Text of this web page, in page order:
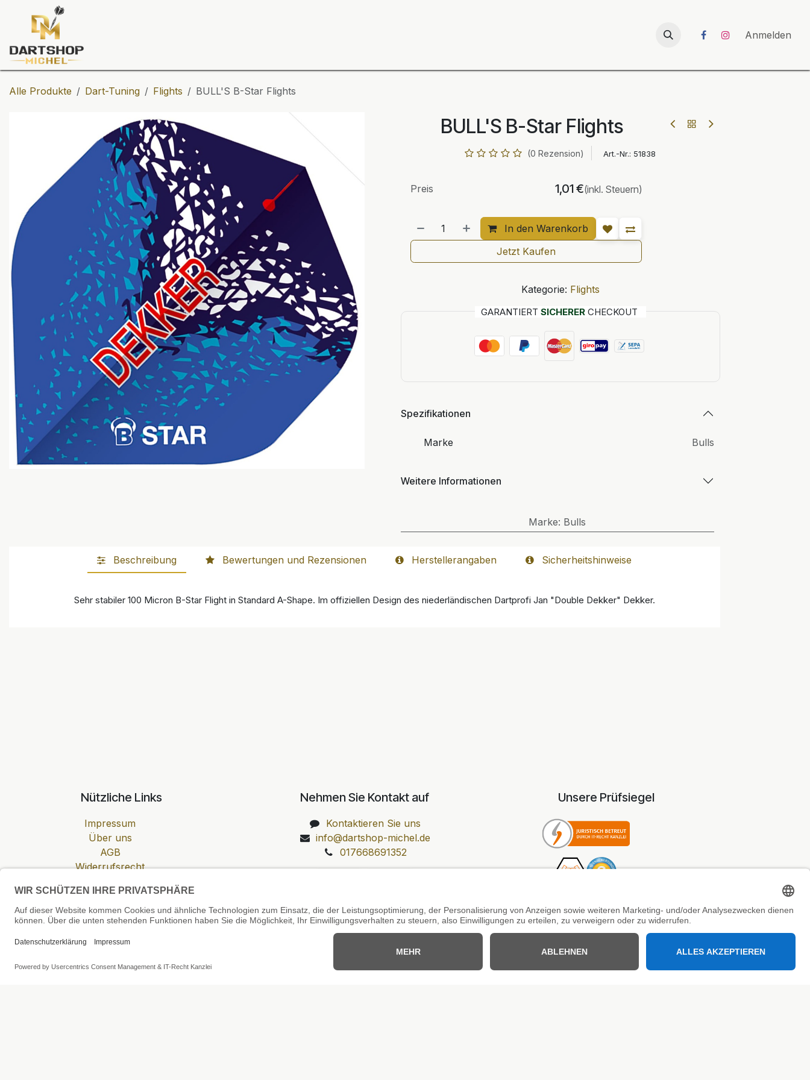
Zum Inhalt springen
UNICORN-Launch 2026 Anmelden
Alle Produkte Dart-Tuning Flights BULL'S B-Star Flights
BULL'S B-Star Flights
(0 Rezension) Art.-Nr.: 51838
In den Warenkorb
Preis 1,01€(inkl. Steuern)
Jetzt Kaufen
Kategorie: Flights
GARANTIERT SICHERERCHECKOUT
Spezifikationen
Marke Bulls
Weitere Informationen
Marke: Bulls
Beschreibung Bewertungen und Rezensionen Herstellerangaben Sicherheitshinweise
Sehr stabiler 100 Micron B-Star Flight in Standard A-Shape. Im offiziellen Design des niederländischen Dartprofi Jan "Double Dekker" Dekker.
Nützliche Links
Impressum
Über uns
AGB
Widerrufsrecht
Zahlung & Versand
Cookie-Einstellungen
Nehmen Sie Kontakt auf
Kontaktieren Sie uns
info@dartshop-michel.de
017668691352
Unsere Prüfsiegel